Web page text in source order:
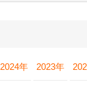
2024年 2023年